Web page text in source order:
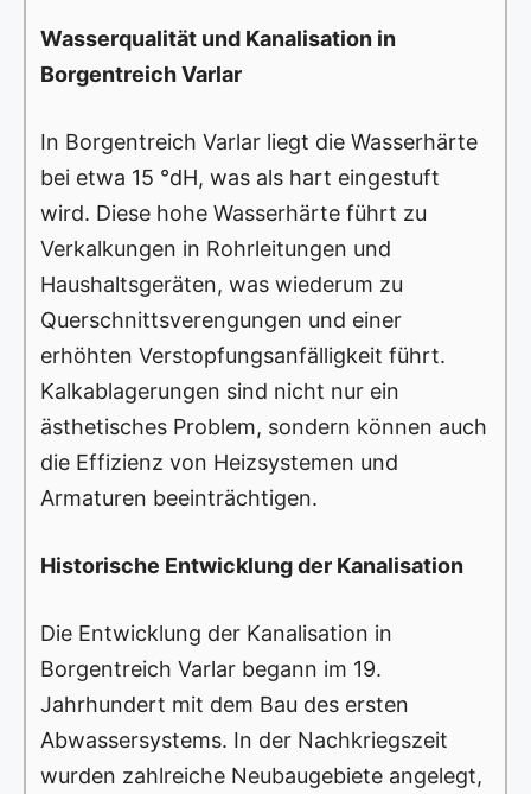
Wasserqualität und Kanalisation in
Borgentreich Varlar
In Borgentreich Varlar liegt die Wasserhärte
bei etwa 15 °dH, was als hart eingestuft
wird. Diese hohe Wasserhärte führt zu
Verkalkungen in Rohrleitungen und
Haushaltsgeräten, was wiederum zu
Querschnittsverengungen und einer
erhöhten Verstopfungsanfälligkeit führt.
Kalkablagerungen sind nicht nur ein
ästhetisches Problem, sondern können auch
die Effizienz von Heizsystemen und
Armaturen beeinträchtigen.
Historische Entwicklung der Kanalisation
Die Entwicklung der Kanalisation in
Borgentreich Varlar begann im 19.
Jahrhundert mit dem Bau des ersten
Abwassersystems. In der Nachkriegszeit
wurden zahlreiche Neubaugebiete angelegt,